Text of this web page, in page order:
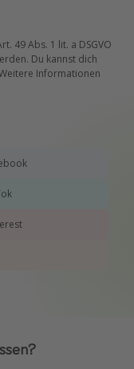
49 Abs. 1 lit. a DSGVO
Du kannst dich
Informationen